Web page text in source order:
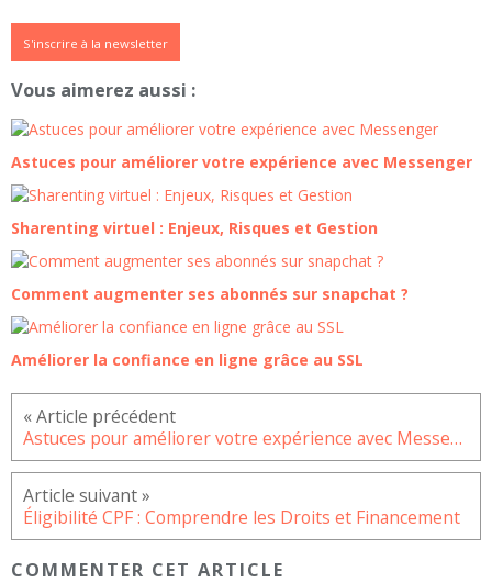
S'inscrire à la newsletter
Vous aimerez aussi :
Astuces pour améliorer votre expérience avec Messenger
Sharenting virtuel : Enjeux, Risques et Gestion
Comment augmenter ses abonnés sur snapchat ?
Améliorer la confiance en ligne grâce au SSL
Astuces pour améliorer votre expérience avec Messenger
Éligibilité CPF : Comprendre les Droits et Financement
COMMENTER CET ARTICLE